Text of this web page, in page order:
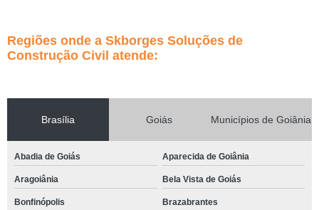
Regiões onde a Skborges Soluções de
Construção Civil atende:
Brasília Goiás Municípios de Goiânia
Abadia de Goiás Aparecida de Goiânia
Aragoiânia Bela Vista de Goiás
Bonfinópolis Brazabrantes